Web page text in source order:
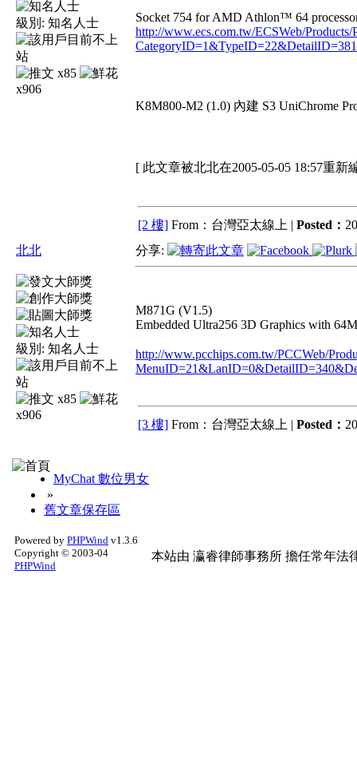
級別: 知名人士
x85
x906
Socket 754 for AMD Athlon™ 64
http://www.ecs.com.tw/ECSWeb/Products/
K8M800-M2 (1.0) 內建 S3 UniChrome
[ 此文章被北北在2005-05-05 18:57重新
[2 樓] From：台灣亞太線上 | Posted：
北北
級別: 知名人士
x85
x906
分享:
M871G (V1.5)
Embedded Ultra256 3D Graphics with
http://www.pcchips.com.tw/PCCWeb/
[3 樓] From：台灣亞太線上 | Posted：
MyChat 數位男女
»
舊文章保存區
Powered by PHPWind v1.3.6
Copyright © 2003-04
PHPWind
本站由 瀛睿律師事務所 擔任常年法